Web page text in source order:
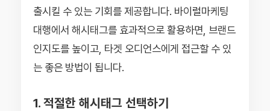
출시킬 수 있는 기회를 제공합니다. 바이럴마케팅
대행에서 해시태그를 효과적으로 활용하면, 브랜드
인지도를 높이고, 타겟 오디언스에게 접근할 수 있
는 좋은 방법이 됩니다.
1. 적절한 해시태그 선택하기